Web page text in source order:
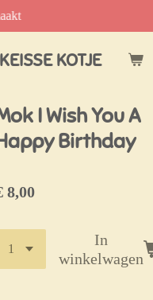
KOTJE
I Wish You A
Birthday
8,00
In
winkelwagen